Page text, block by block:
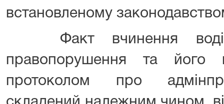
встановленому
Факт вчинення водієм
правопорушення та його
протоколом про